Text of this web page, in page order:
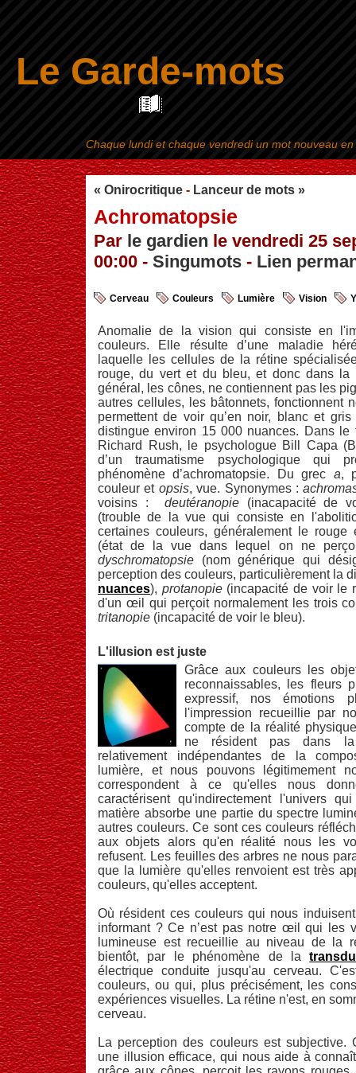
Le Garde-mots
Aller au contenu|
« Onirocritique - Lanceur de mots »
Achromatopsie
Par le gardien le vendredi 25
00:00 - Singumots - Lien
Cerveau Couleurs Lumière Vision
Anomalie de la vision qui consiste en
couleurs. Elle résulte d’une maladie
laquelle les cellules de la rétine
rouge, du vert et du bleu, et donc dans la
général, les cônes, ne contiennent pas les
autres cellules, les bâtonnets, fonctionnent
permettent de voir qu’en noir, blanc et
distingue environ 15 000 nuances. Dans
Richard Rush, le psychologue Bill Capa
d’un traumatisme psychologique qui
phénomène d’achromatopsie. Du grec a,
couleur et opsis, vue. Synonymes :
voisins : deutéranopie(inacapacité de
(trouble de la vue qui consiste en
certaines couleurs, généralement le
(état de la vue dans lequel on ne
dyschromatopsie (nom générique qui
perception des couleurs, particulièrement la
nuances), protanopie(incapacité de voir le
d'un œil qui perçoit normalement les trois
tritanopie (incapacité de voir le bleu).
L'illusion est juste
Grâce aux couleurs les
reconnaissables, les fleurs
expressif, nos émotions
l'impression recueillie par
compte de la réalité
ne résident pas dans
relativement indépendantes de la
lumière, et nous pouvons légitimement
correspondent à ce qu'elles nous
caractérisent qu'indirectement l'univers
matière absorbe une partie du spectre
autres couleurs. Ce sont ces couleurs
aux objets alors qu'en réalité nous les
refusent. Les feuilles des arbres ne nous
que la lumière qu'elles renvoient est très
couleurs, qu'elles acceptent.
Où résident ces couleurs qui nous
informant ? Ce n’est pas notre œil qui les
lumineuse est recueillie au niveau de la
bientôt, par le phénomène de la
électrique conduite jusqu'au cerveau.
couleurs, ou qui, plus précisément, les
expériences visuelles. La rétine n'est, en
cerveau.
La perception des couleurs est subjective.
une illusion efficace, qui nous aide à
Chaque lundi et chaque vendredi un mot nouveau